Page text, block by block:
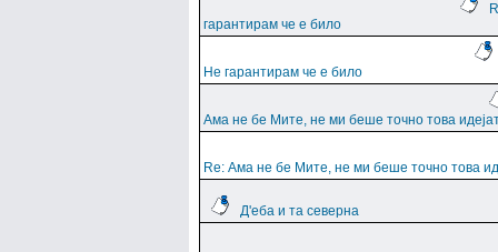
гарантирам че е било
Не гарантирам че е било
Ама не бе Мите, не ми беше точно това
Re: Ама не бе Мите, не ми беше точно това
Д'еба и та северна